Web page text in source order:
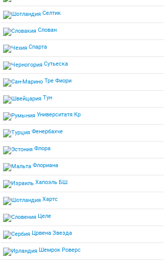
Селтик
Слован
Спарта
Сутьеска
Тре Фиори
Тун
Университатя Кр
Фенербахче
Флора
Флориана
Хапоэль БШ
Хартс
Целе
Црвена Звезда
Шемрок Роверс